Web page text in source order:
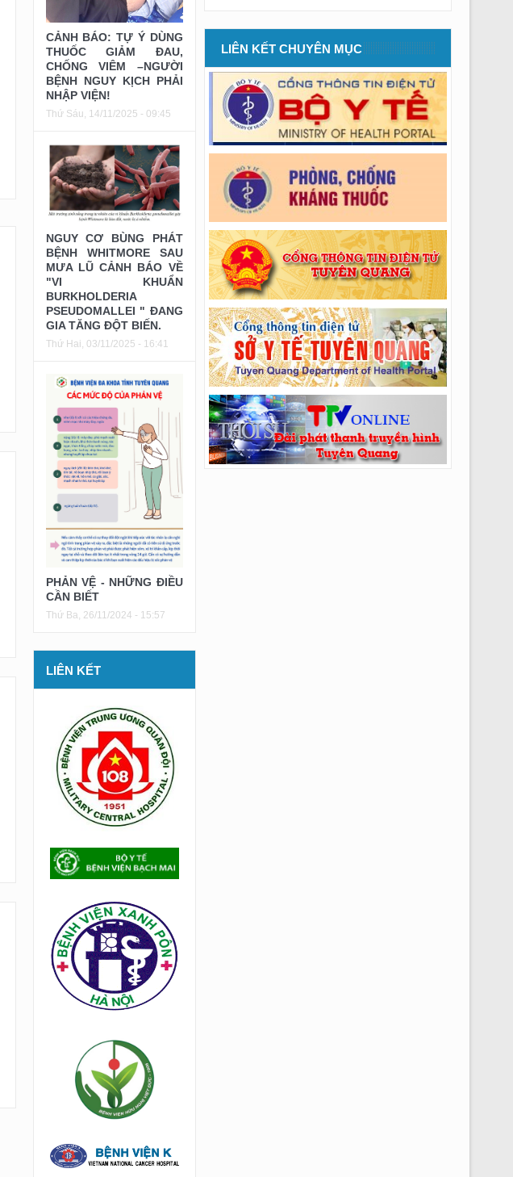
CẢNH BÁO: TỰ Ý DÙNG
THUỐC GIẢM ĐAU,
CHỐNG VIÊM –NGƯỜI
BỆNH NGUY KỊCH PHẢI
NHẬP VIỆN!
Thứ Sáu, 14/11/2025 - 09:45
NGUY CƠ BÙNG PHÁT
BỆNH WHITMORE SAU
MƯA LŨ CẢNH BÁO VỀ
"VI KHUẨN
BURKHOLDERIA
PSEUDOMALLEI " ĐANG
GIA TĂNG ĐỘT BIẾN.
Thứ Hai, 03/11/2025 - 16:41
PHẢN VỆ - NHỮNG ĐIỀU
CẦN BIẾT
Thứ Ba, 26/11/2024 - 15:57
LIÊN KẾT
chuyển và xử lý rác sinh hoạt
Kế hoạch số: 123/KH-BV ngày 21/07/2026 của
V/v Tổ chức các khóa cập nhật kiến thức Y
khoa liên tục Quý III năm 2026
Thông báo số: 255/TMBG-BVĐK ngày
20/07/2026 của V/v V/v Mời chào giá sửa chữa
điều hòa TT khoa Phụ sản và Nội tổng hợp
LIÊN KẾT CHUYÊN MỤC